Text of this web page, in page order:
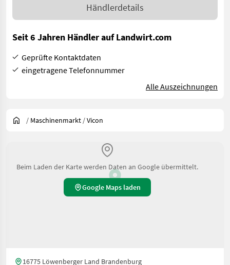
Händlerdetails
Seit 6 Jahren Händler auf Landwirt.com
Geprüfte Kontaktdaten
eingetragene Telefonnummer
Alle Auszeichnungen
/ Maschinenmarkt /Vicon
Beim Laden der Karte werden Daten an Google übermittelt.
Google Maps laden
16775 Löwenberger Land Brandenburg